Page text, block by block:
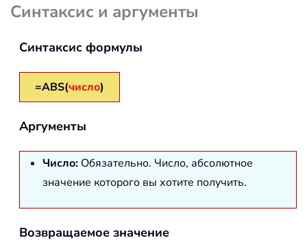
Синтаксис и аргументы
Синтаксис формулы
=ABS(число)
Аргументы
Число: Обязательно. Число, абсолютное
значение которого вы хотите получить.
Возвращаемое значение